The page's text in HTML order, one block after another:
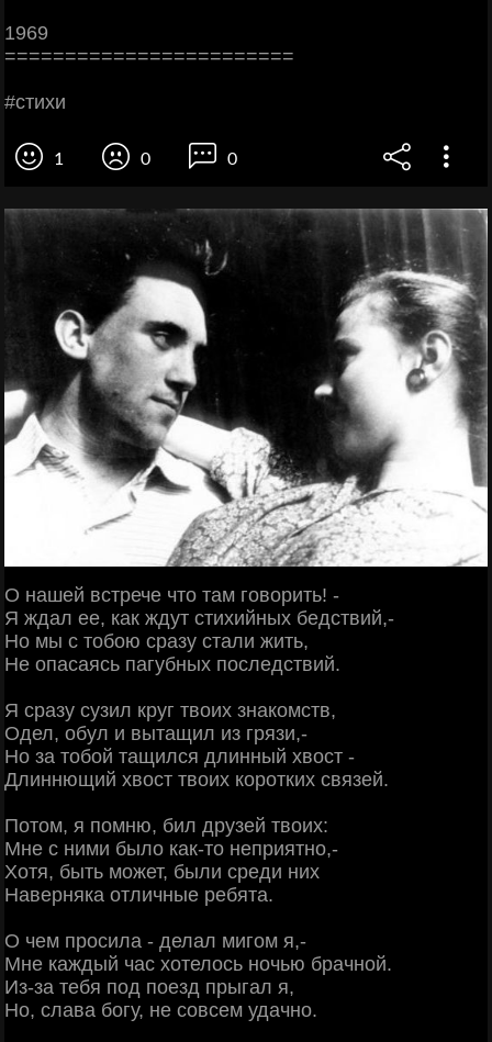
1969
========================
#cтихи
1 0 0
О нашей встрече что там говорить! -
Я ждал ее, как ждут стихийных бедствий,-
Но мы с тобою сразу стали жить,
Не опасаясь пагубных последствий.
Я сразу сузил круг твоих знакомств,
Одел, обул и вытащил из грязи,-
Но за тобой тащился длинный хвост -
Длиннющий хвост твоих коротких связей.
Потом, я помню, бил друзей твоих:
Мне с ними было как-то неприятно,-
Хотя, быть может, были среди них
Наверняка отличные ребята.
О чем просила - делал мигом я,-
Мне каждый час хотелось ночью брачной.
Из-за тебя под поезд прыгал я,
Но, слава богу, не совсем удачно.